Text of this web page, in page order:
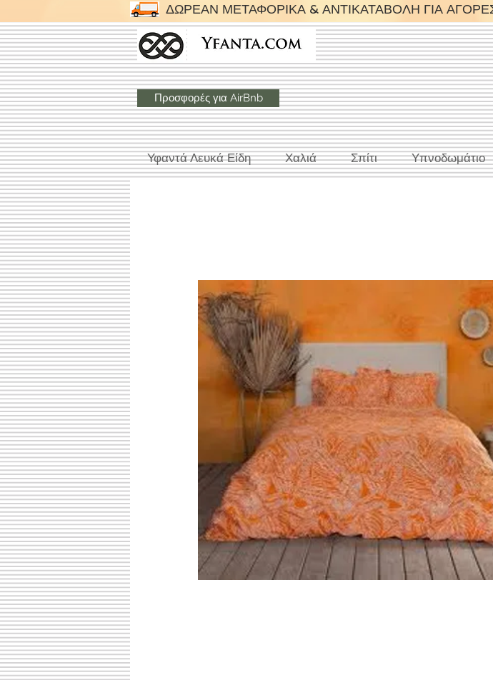
ΔΩΡΕΑΝ ΜΕΤΑΦΟΡΙΚΑ & ΑΝΤΙΚΑΤΑΒΟΛΗ ΓΙΑ
Προσφορές για AirBnb
Υφαντά Λευκά Είδη Χαλιά Σπίτι Υπνοδωμάτιο